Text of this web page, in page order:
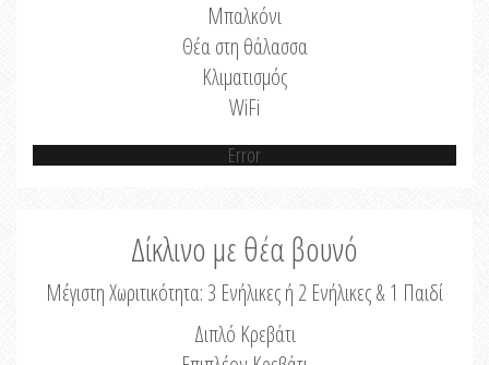
Μπαλκόνι
Θέα στη θάλασσα
Κλιματισμός
WiFi
Error
Δίκλινο με θέα βουνό
Μέγιστη Χωριτικότητα: 3 Ενήλικες ή 2 Ενήλικες & 1 Παιδί
Διπλό Κρεβάτι